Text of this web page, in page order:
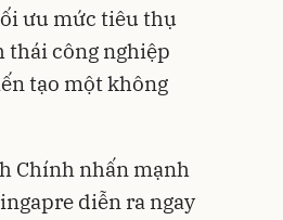
ưu mức tiêu thụ
thái công nghiệp
tạo một không
Chính nhấn mạnh
diễn ra ngay